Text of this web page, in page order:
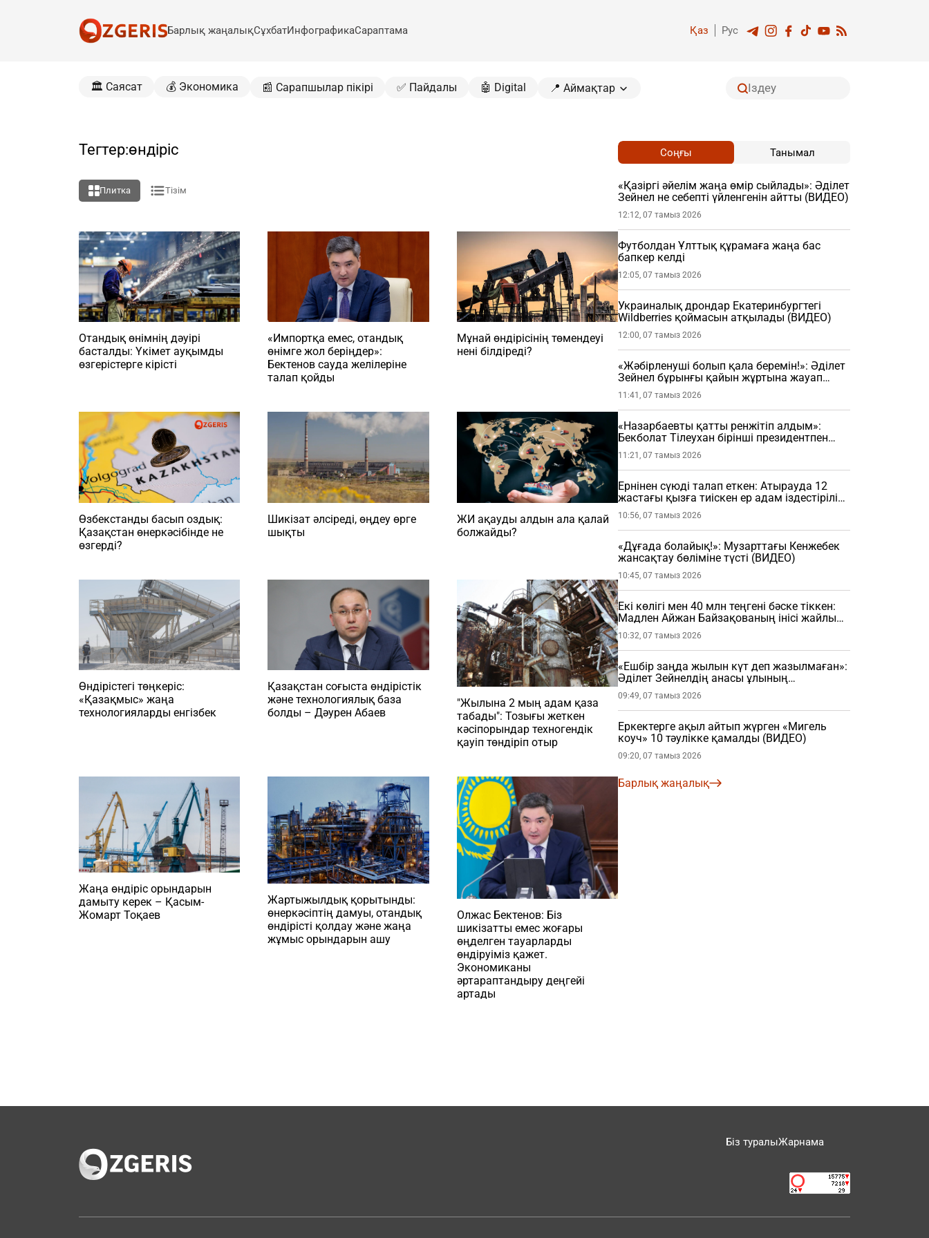
Барлық жаңалықСұхбатИнфографикаСараптама Қаз Рус
🏛️ Саясат 💰 Экономика 📰 Сарапшылар пікірі ✅ Пайдалы 🤖 Digital 📍 Аймақтар
Тегтер:өндіріс
Плитка Тізім
Отандық өнімнің дәуірі
басталды: Үкімет ауқымды
өзгерістерге кірісті
«Импортқа емес, отандық
өнімге жол беріңдер»:
Бектенов сауда желілеріне
талап қойды
Мұнай өндірісінің төмендеуі
нені білдіреді?
Өзбекстанды басып оздық:
Қазақстан өнеркәсібінде не
өзгерді?
Шикізат әлсіреді, өңдеу өрге
шықты
ЖИ ақауды алдын ала қалай
болжайды?
Өндірістегі төңкеріс:
«Қазақмыс» жаңа
технологияларды енгізбек
Қазақстан соғыста өндірістік
және технологиялық база
болды – Дәурен Абаев
"Жылына 2 мың адам қаза
табады": Тозығы жеткен
кәсіпорындар техногендік
қауіп төндіріп отыр
Жаңа өндіріс орындарын
дамыту керек – Қасым-
Жомарт Тоқаев
Жартыжылдық қорытынды:
өнеркәсіптің дамуы, отандық
өндірісті қолдау және жаңа
жұмыс орындарын ашу
Олжас Бектенов: Біз
шикізатты емес жоғары
өңделген тауарларды
өндіруіміз қажет.
Экономиканы
әртараптандыру деңгейі
артады
Соңғы Танымал
«Қазіргі әйелім жаңа өмір сыйлады»: Әділет
Зейнел не себепті үйленгенін айтты (ВИДЕО)
12:12, 07 тамыз 2026
Футболдан Ұлттық құрамаға жаңа бас
бапкер келді
12:05, 07 тамыз 2026
Украиналық дрондар Екатеринбургтегі
Wildberries қоймасын атқылады (ВИДЕО)
12:00, 07 тамыз 2026
«Жәбірленуші болып қала беремін!»: Әділет
Зейнел бұрынғы қайын жұртына жауап
берді
11:41, 07 тамыз 2026
«Назарбаевты қатты ренжітіп алдым»:
Бекболат Тілеухан бірінші президентпен
болған жайтты айтты
11:21, 07 тамыз 2026
Ернінен сүюді талап еткен: Атырауда 12
жастағы қызға тиіскен ер адам іздестіріліп
жатыр
10:56, 07 тамыз 2026
«Дұғада болайық!»: Музарттағы Кенжебек
жансақтау бөліміне түсті (ВИДЕО)
10:45, 07 тамыз 2026
Екі көлігі мен 40 млн теңгені бәске тіккен:
Мадлен Айжан Байзақованың інісі жайлы
шындықты жайып салды (ВИДЕО)
10:32, 07 тамыз 2026
«Ешбір заңда жылын күт деп жазылмаған»:
Әділет Зейнелдің анасы ұлының
үйленгеніне қатысты пікір айтты (ВИДЕО)
09:49, 07 тамыз 2026
Еркектерге ақыл айтып жүрген «Мигель
коуч» 10 тәулікке қамалды (ВИДЕО)
09:20, 07 тамыз 2026
Барлық жаңалық
Біз туралыЖарнама